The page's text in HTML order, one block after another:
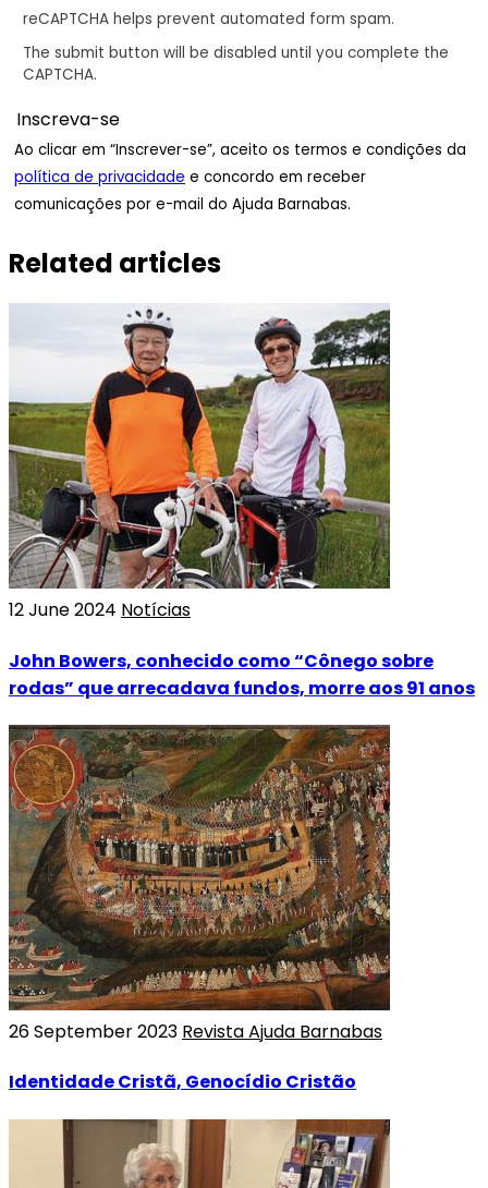
reCAPTCHA helps prevent automated form spam.
The submit button will be disabled until you complete the
CAPTCHA.
Ao clicar em “Inscrever-se”, aceito os termos e condições da
política de privacidade e concordo em receber
comunicações por e-mail do Ajuda Barnabas.
Related articles
12 June 2024 Notícias
John Bowers, conhecido como “Cônego sobre
rodas” que arrecadava fundos, morre aos 91 anos
26 September 2023 Revista Ajuda Barnabas
Identidade Cristã, Genocídio Cristão